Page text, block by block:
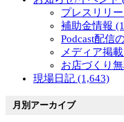
プレスリリ
補助金情報
Podcast配信
メディア掲
お店づくり
現場日記 (1,643)
月別アーカイブ